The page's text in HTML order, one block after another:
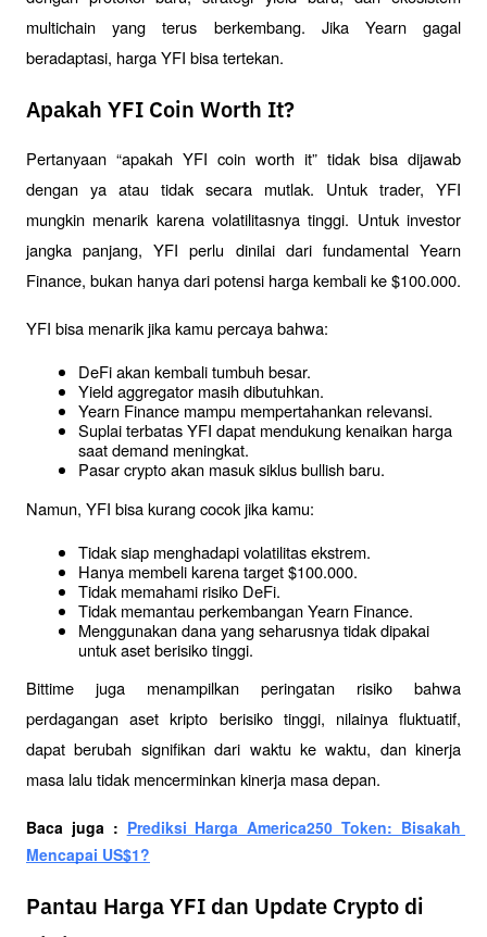
multichain yang terus berkembang. Jika Yearn gagal
beradaptasi, harga YFI bisa tertekan.
Apakah YFI Coin Worth It?
Pertanyaan “apakah YFI coin worth it” tidak bisa dijawab
dengan ya atau tidak secara mutlak. Untuk trader, YFI
mungkin menarik karena volatilitasnya tinggi. Untuk investor
jangka panjang, YFI perlu dinilai dari fundamental Yearn
Finance, bukan hanya dari potensi harga kembali ke $100.000.
YFI bisa menarik jika kamu percaya bahwa:
DeFi akan kembali tumbuh besar.
Yield aggregator masih dibutuhkan.
Yearn Finance mampu mempertahankan relevansi.
Suplai terbatas YFI dapat mendukung kenaikan harga
saat demand meningkat.
Pasar crypto akan masuk siklus bullish baru.
Namun, YFI bisa kurang cocok jika kamu:
Tidak siap menghadapi volatilitas ekstrem.
Hanya membeli karena target $100.000.
Tidak memahami risiko DeFi.
Tidak memantau perkembangan Yearn Finance.
Menggunakan dana yang seharusnya tidak dipakai
untuk aset berisiko tinggi.
Bittime juga menampilkan peringatan risiko bahwa
perdagangan aset kripto berisiko tinggi, nilainya fluktuatif,
dapat berubah signifikan dari waktu ke waktu, dan kinerja
masa lalu tidak mencerminkan kinerja masa depan.
Baca juga : Prediksi Harga America250 Token: Bisakah
Mencapai US$1?
Pantau Harga YFI dan Update Crypto di